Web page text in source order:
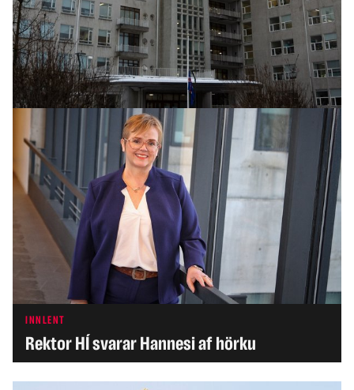
HEIMUR
Nokkrir særðir eftir skotárás í Danmörku
INNLENT
Rektor HÍ svarar Hannesi af hörku